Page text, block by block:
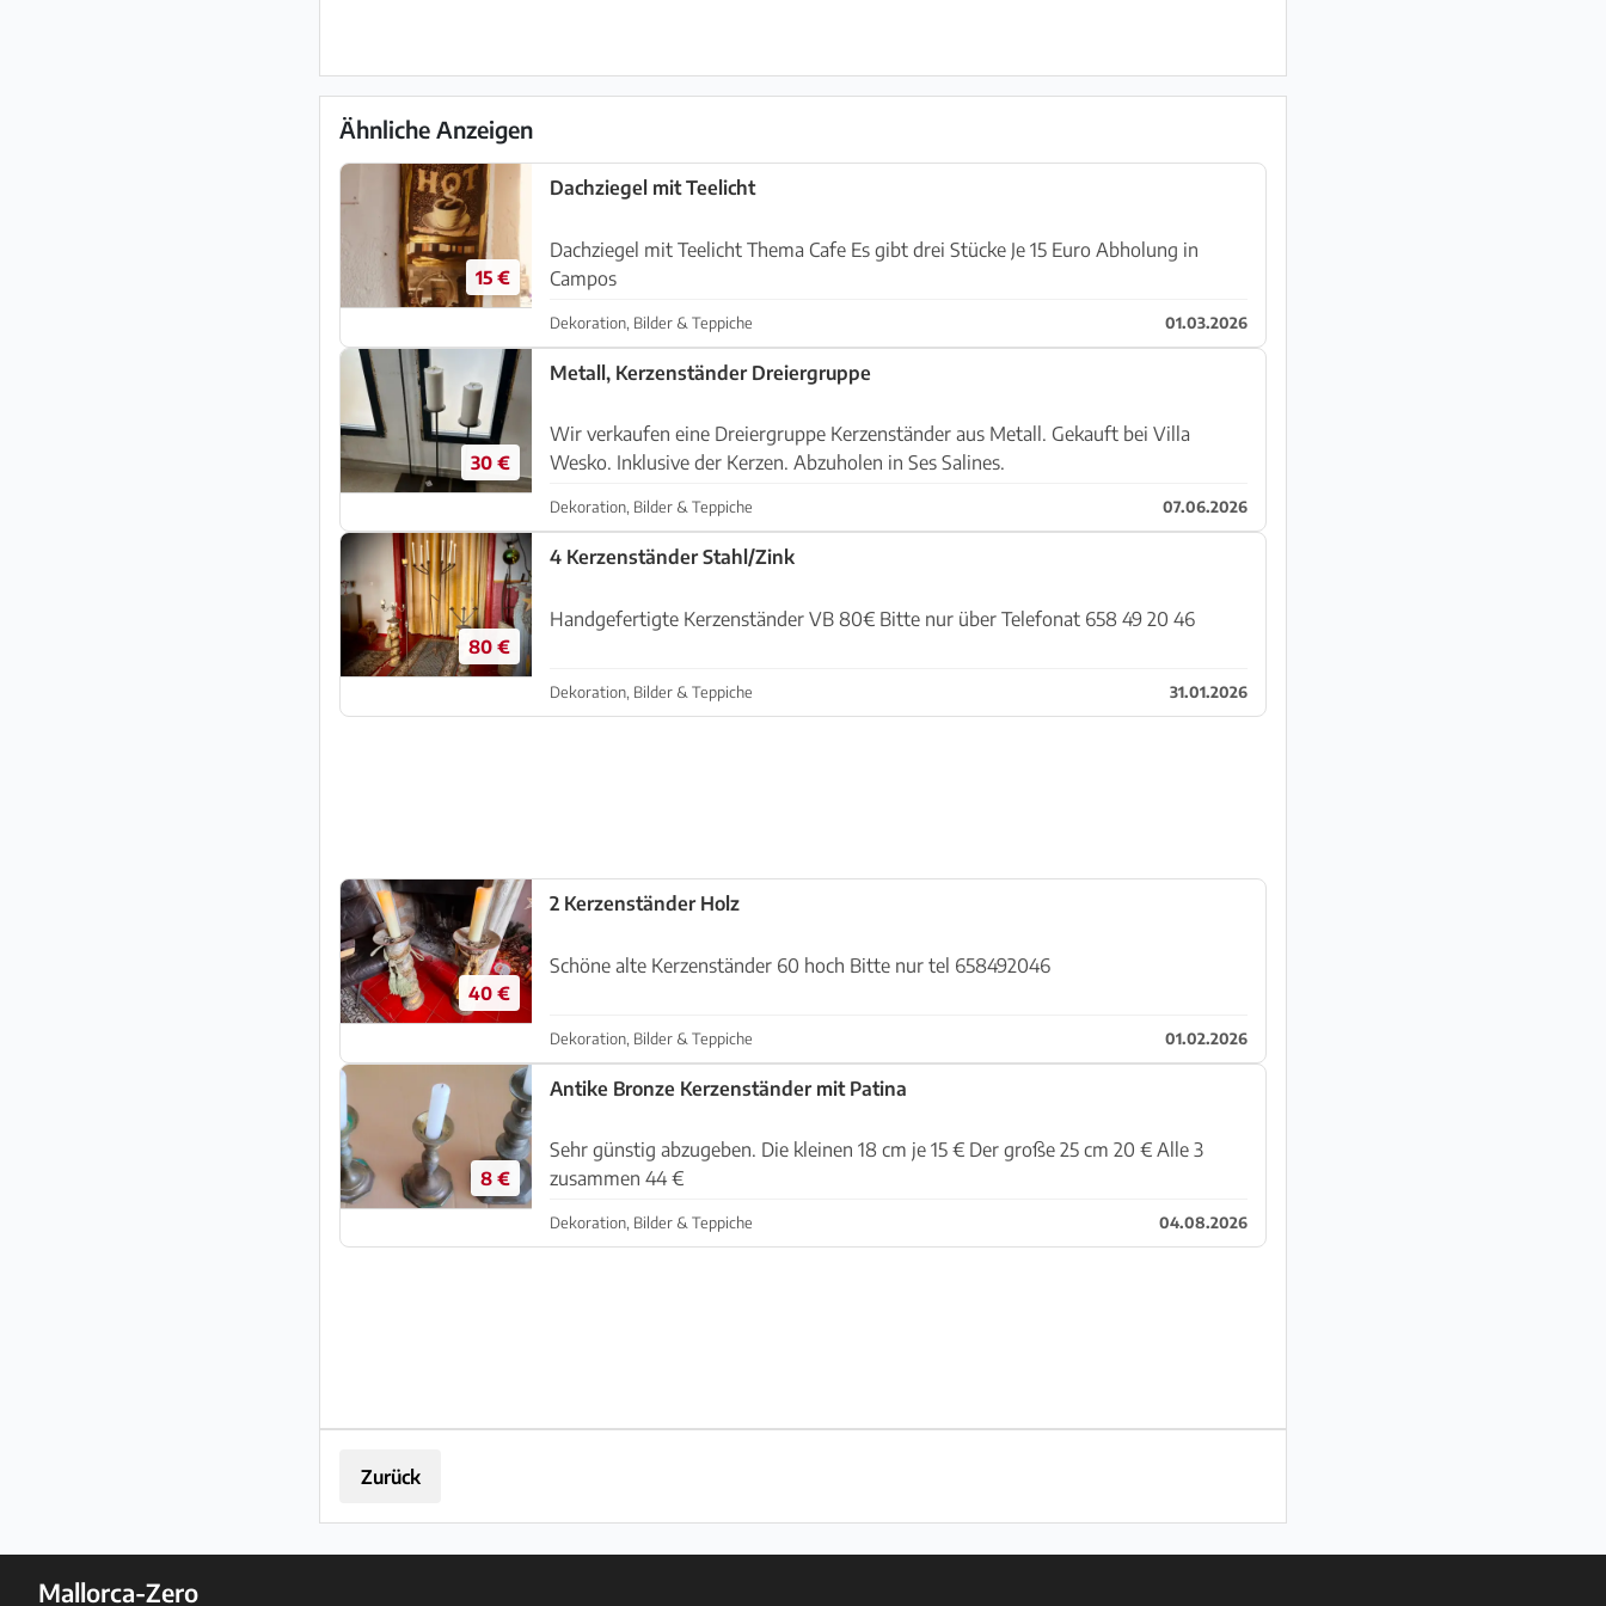
Ähnliche Anzeigen
15 €
Dachziegel mit Teelicht
Dachziegel mit Teelicht Thema Cafe Es gibt drei Stücke Je 15 Euro Abholung in
Campos
Dekoration, Bilder & Teppiche 01.03.2026
30 €
Metall, Kerzenständer Dreiergruppe
Wir verkaufen eine Dreiergruppe Kerzenständer aus Metall. Gekauft bei Villa
Wesko. Inklusive der Kerzen. Abzuholen in Ses Salines.
Dekoration, Bilder & Teppiche 07.06.2026
80 €
4 Kerzenständer Stahl/Zink
Handgefertigte Kerzenständer VB 80€ Bitte nur über Telefonat 658 49 20 46
Dekoration, Bilder & Teppiche 31.01.2026
40 €
2 Kerzenständer Holz
Schöne alte Kerzenständer 60 hoch Bitte nur tel 658492046
Dekoration, Bilder & Teppiche 01.02.2026
8 €
Antike Bronze Kerzenständer mit Patina
Sehr günstig abzugeben. Die kleinen 18 cm je 15 € Der große 25 cm 20 € Alle 3
zusammen 44 €
Dekoration, Bilder & Teppiche 04.08.2026
Zurück
Mallorca-Zero